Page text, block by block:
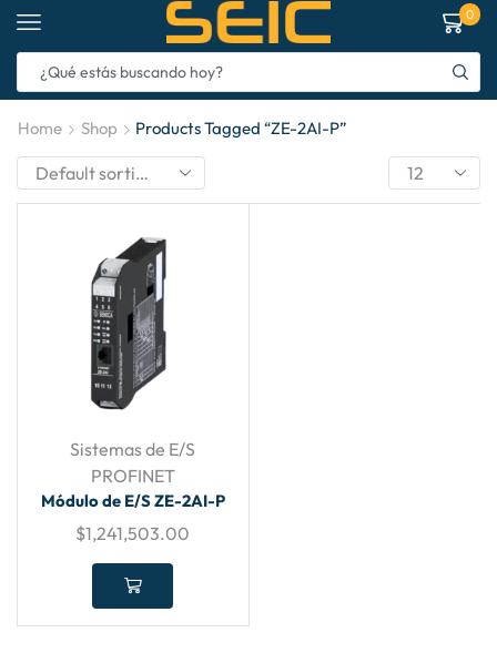
0
Home Shop Products Tagged “ZE-2AI-P”
Sistemas de E/S
PROFINET
Módulo de E/S ZE-2AI-P
$1,241,503.00